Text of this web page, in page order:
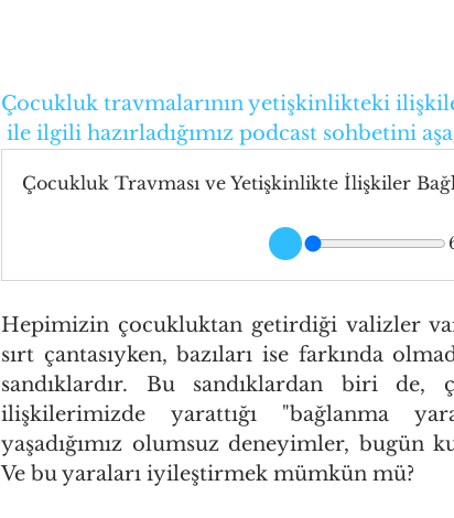
Çocukluk travmalarının yetişkinlikteki
ile ilgili hazırladığımız podcast sohbetini
Çocukluk Travması ve Yetişkinlikte İlişkiler
Hepimizin çocukluktan getirdiği valizler
sırt çantasıyken, bazıları ise farkında
sandıklardır. Bu sandıklardan biri de,
ilişkilerimizde yarattığı "bağlanma
yaşadığımız olumsuz deneyimler, bugün
Ve bu yaraları iyileştirmek mümkün mü?